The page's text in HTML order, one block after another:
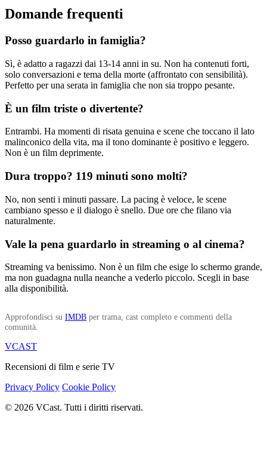
Domande frequenti
Posso guardarlo in famiglia?
Sì, è adatto a ragazzi dai 13-14 anni in su. Non ha contenuti forti,
solo conversazioni e tema della morte (affrontato con sensibilità).
Perfetto per una serata in famiglia che non sia troppo pesante.
È un film triste o divertente?
Entrambi. Ha momenti di risata genuina e scene che toccano il lato
malinconico della vita, ma il tono dominante è positivo e leggero.
Non è un film deprimente.
Dura troppo? 119 minuti sono molti?
No, non senti i minuti passare. La pacing è veloce, le scene
cambiano spesso e il dialogo è snello. Due ore che filano via
naturalmente.
Vale la pena guardarlo in streaming o al cinema?
Streaming va benissimo. Non è un film che esige lo schermo grande,
ma non guadagna nulla neanche a vederlo piccolo. Scegli in base
alla disponibilità.
Approfondisci su IMDB per trama, cast completo e commenti della
comunità.
VCAST
Recensioni di film e serie TV
Privacy Policy Cookie Policy
© 2026 VCast. Tutti i diritti riservati.